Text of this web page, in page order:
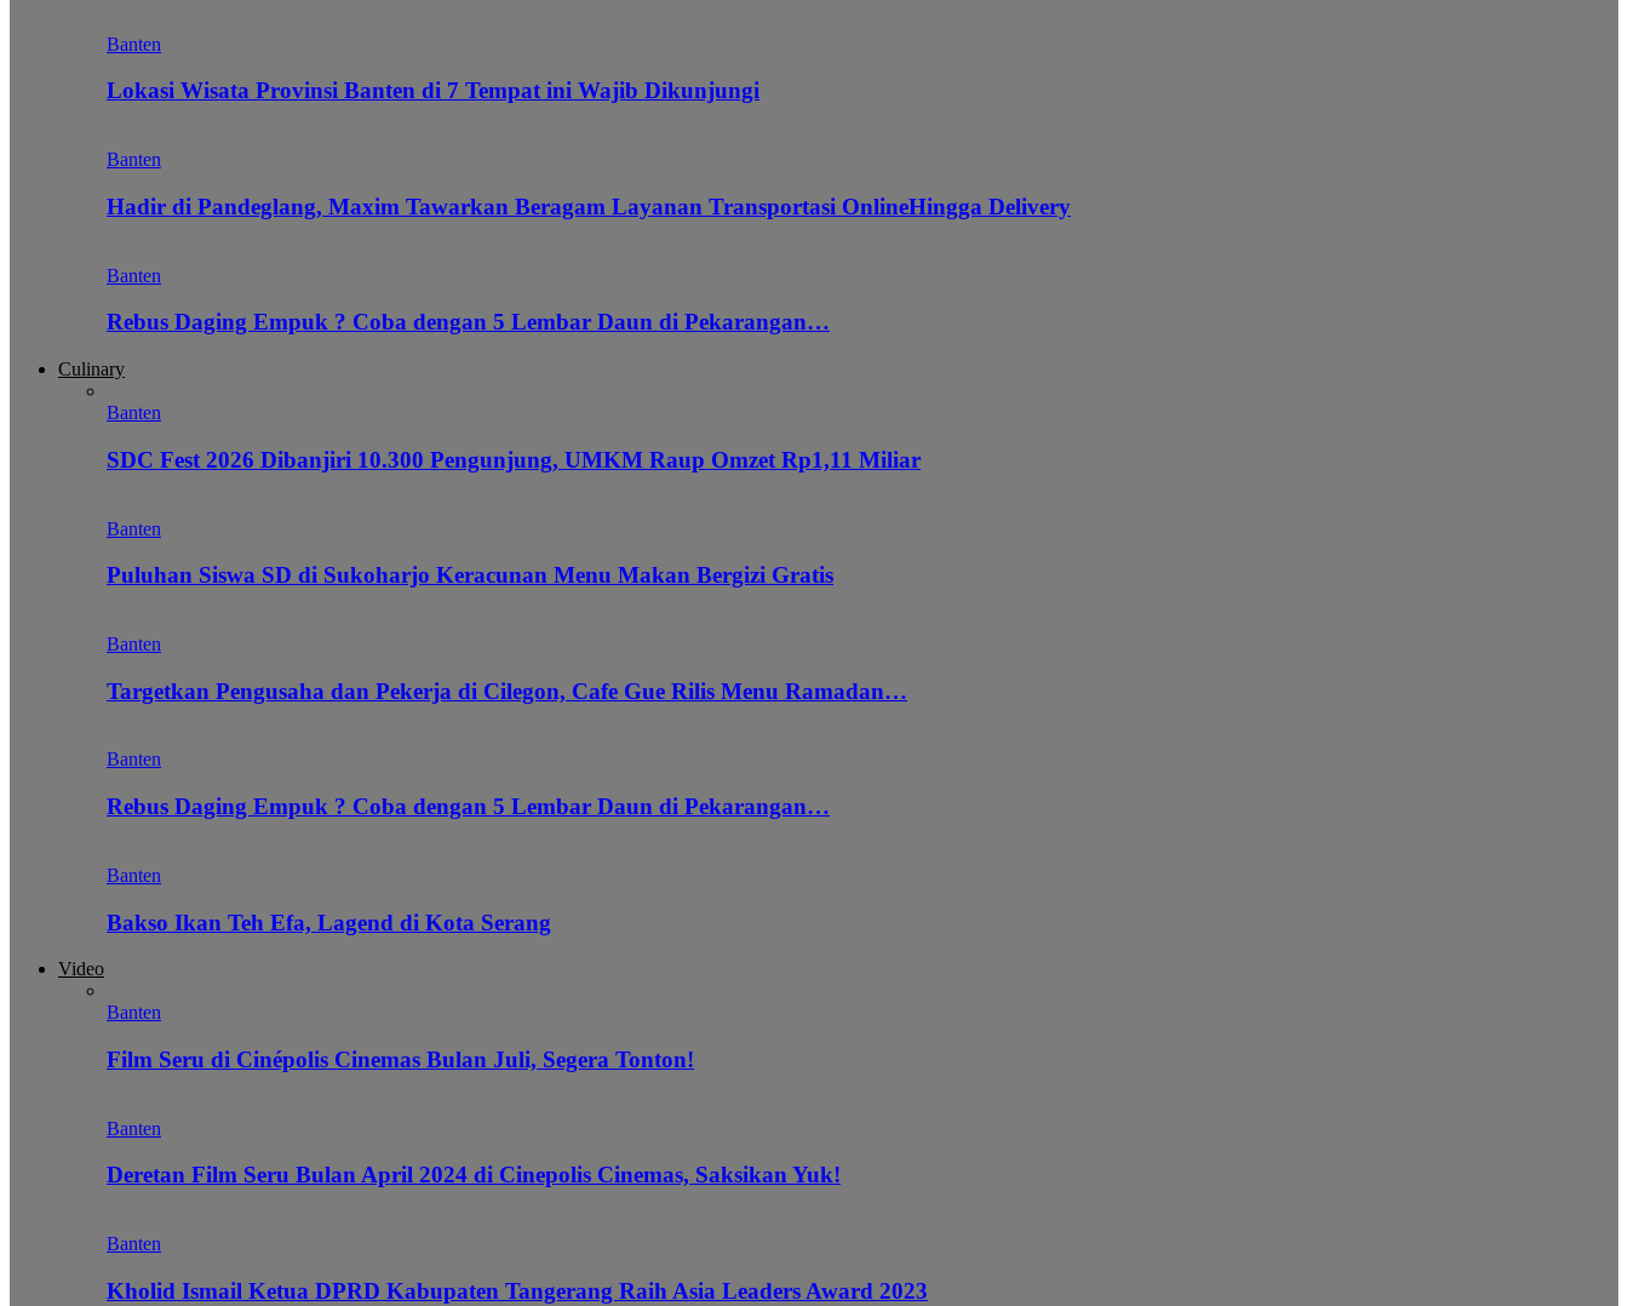
Banten
Lokasi Wisata Provinsi Banten di 7 Tempat ini Wajib Dikunjungi
Banten
Hadir di Pandeglang, Maxim Tawarkan Beragam Layanan Transportasi OnlineHingga Delivery
Banten
Rebus Daging Empuk ? Coba dengan 5 Lembar Daun di Pekarangan…
Culinary
Banten
SDC Fest 2026 Dibanjiri 10.300 Pengunjung, UMKM Raup Omzet Rp1,11 Miliar
Banten
Puluhan Siswa SD di Sukoharjo Keracunan Menu Makan Bergizi Gratis
Banten
Targetkan Pengusaha dan Pekerja di Cilegon, Cafe Gue Rilis Menu Ramadan…
Banten
Rebus Daging Empuk ? Coba dengan 5 Lembar Daun di Pekarangan…
Banten
Bakso Ikan Teh Efa, Lagend di Kota Serang
Video
Banten
Film Seru di Cinépolis Cinemas Bulan Juli, Segera Tonton!
Banten
Deretan Film Seru Bulan April 2024 di Cinepolis Cinemas, Saksikan Yuk!
Banten
Kholid Ismail Ketua DPRD Kabupaten Tangerang Raih Asia Leaders Award 2023